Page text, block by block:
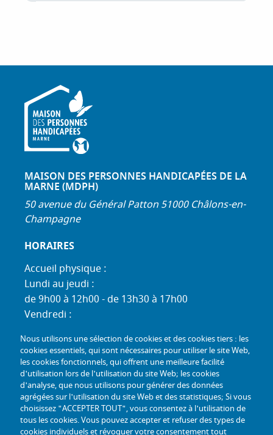
MAISON DES PERSONNES HANDICAPÉES DE LA
MARNE (MDPH)
50 avenue du Général Patton 51000 Châlons-en-
Champagne
HORAIRES
Accueil physique :
Lundi au jeudi :
de 9h00 à 12h00 - de 13h30 à 17h00
Vendredi :
Standard téléphonique :
Lundi au jeudi :
de 9h00 à 12h30 - de 13h30 à 17h00
Vendredi :
de 9h00 à 12h30 - de 13h30 à 16h30
TÉL :+33 (0) 3 26 26 06 06
Nous utilisons une sélection de cookies et des cookies tiers : les
cookies essentiels, qui sont nécessaires pour utiliser le site Web,
les cookies fonctionnels, qui offrent une meilleure facilité
d'utilisation lors de l'utilisation du site Web; les cookies
d'analyse, que nous utilisons pour générer des données
agrégées sur l'utilisation du site Web et des statistiques; Si vous
choisissez "ACCEPTER TOUT", vous consentez à l'utilisation de
tous les cookies. Vous pouvez accepter et refuser des types de
cookies individuels et révoquer votre consentement tout